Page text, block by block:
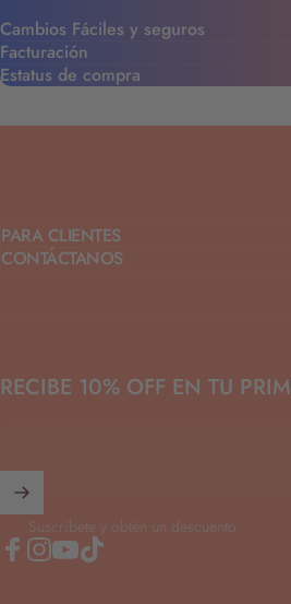
Cambios Fáciles y seguros
Facturación
Estatus de compra
PARA CLIENTES
CONTÁCTANOS
RECIBE 10% OFF EN TU
Suscríbete y obtén un descuento